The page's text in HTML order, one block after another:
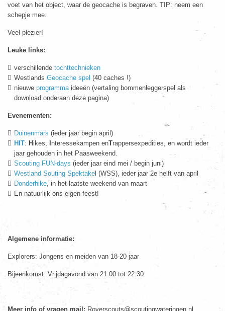
voet van het object, waar de geocache is begraven. TIP: neem een
schepje mee.
Veel plezier!
Leuke links:
verschillende tochttechnieken
Westlands Geocache spel (40 caches !)
nieuwe programma ideeën (vertaling bommenleggerspel als
download onderaan deze pagina)
Evenementen:
Duinenmars (ieder jaar begin april)
HIT: Hikes, nteressekampen enTrappersexpedities, en wordt ieder
jaar gehouden in het Paasweekend.
Scouting FUN-days (ieder jaar eind mei / begin juni)
Westland Souting Spektake l (WSS), ieder jaar 2e helft van april
Donderhike, in het laatste weekend van maart
En natuurlijk ons eigen feest!
Algemene informatie:
Explorers: Jongens en meiden van 18-20 jaar
Bijeenkomst: Vrijdagavond van 21:00 tot 22:30
Meer info of vragen mail: Roverscouts@scoutingwateringen.nl